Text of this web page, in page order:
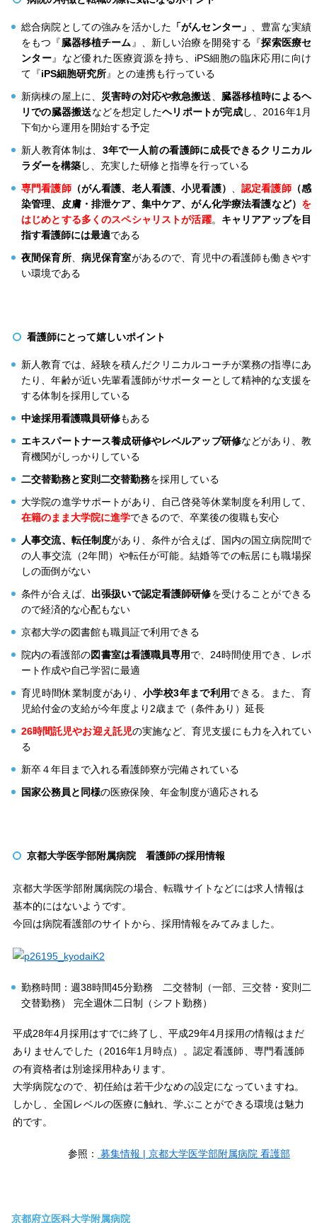
総合病院としての強みを活かした 「がんセンター」
、豊富な実績
をもつ『臓器移植チーム 』、新しい治療を開発する『探索医療セ
ンター』など優れた医療資源を持ち、iPS細胞の臨床応用に向け
て『iPS細胞研究所』との連携も行っている
新病棟の屋上に、 災害時の対応や救急搬送
臓器移植時によるヘ
リでの臓器搬送などを想定したヘリポートが完成し、2016年1月
下旬から運用を開始する予定
新人教育体制は、 3年で一人前の看護師に成長できるクリニカル
ラダーを構築し、充実した研修と指導を行っている
専門看護師（がん看護、老人看護、小児看護） 、認定看護師（感
染管理、皮膚・排泄ケア、集中ケア、がん化学療法看護など） を
はじめとする多くのスペシャリストが活躍。 キャリアアップを目
指す看護師には最適である
夜間保育所、 病児保育室があるので、育児中の看護師も働きやす
い環境である
看護師にとって嬉しいポイント
新人教育では、経験を積んだクリニカルコーチが業務の指導にあ
たり、年齢が近い先輩看護師がサポーターとして精神的な支援を
する体制を採用している
中途採用看護職員研修もある
エキスパートナース養成研修やレベルアップ研修などがあり、教
育機関がしっかりしている
二交替勤務と変則二交替勤務を採用している
大学院の進学サポートがあり、自己啓発等休業制度を利用して、
在籍のまま大学院に進学できるので、卒業後の復職も安心
人事交流、転任制度があり、条件が合えば、国内の国立病院間で
の人事交流（2年間）や転任が可能。結婚等での転居にも職場探
しの面倒がない
条件が合えば、 出張扱いで認定看護師研修を受けることができる
ので経済的な心配もない
京都大学の図書館も職員証で利用できる
院内の看護部の図書室は看護職員専用で、24時間使用でき、レポ
ート作成や自己学習に最適
育児時間休業制度があり、小学校3年まで利用できる。また、育
児給付金の支給が今年度より2歳まで（条件あり）延長
26時間託児やお迎え託児の実施など、育児支援にも力を入れてい
る
新卒４年目まで入れる看護師寮が完備されている
国家公務員と同様の医療保険、年金制度が適応される
京都大学医学部附属病院 看護師の採用情報
京都大学医学部附属病院の場合、転職サイトなどには求人情報は
基本的にはないようです。
今回は病院看護部のサイトから、採用情報をみてみました。
勤務時間：週38時間45分勤務 二交替制（一部、三交替・変則二
交替勤務） 完全週休二日制（シフト勤務）
平成28年4月採用はすでに終了し、平成29年4月採用の情報はまだ
ありませんでした（2016年1月時点）。認定看護師、専門看護師
の有資格者は別途採用枠あります。
大学病院なので、初任給は若干少なめの設定になっていますね。
しかし、全国レベルの医療に触れ、学ぶことができる環境は魅力
的です。
参照： 募集情報 | 京都大学医学部附属病院 看護部
京都府立医科大学附属病院